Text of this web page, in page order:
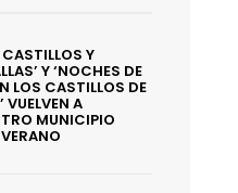
CASTILLOS Y
Y ‘NOCHES DE
LOS CASTILLOS DE
VUELVEN A
MUNICIPIO